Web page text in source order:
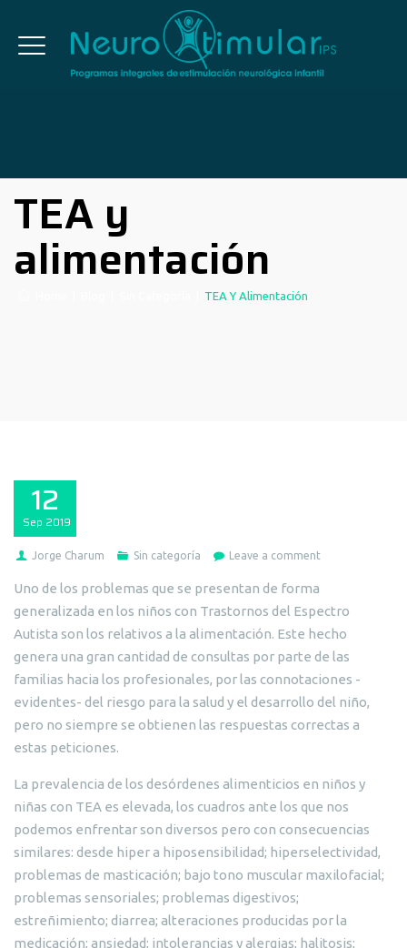
TEA y
alimentación
TEA Y Alimentación
12
Sep 2019
Jorge Charum Sin categoría Leave a comment
Uno de los problemas que se presentan de forma
generalizada en los niños con Trastornos del Espectro
Autista son los relativos a la alimentación. Este hecho
genera una gran cantidad de consultas por parte de las
familias hacia los profesionales, por las connotaciones -
evidentes- del riesgo para la salud y el desarrollo del niño,
pero no siempre se obtienen las respuestas correctas a
estas peticiones.
La prevalencia de los desórdenes alimenticios en niños y
niñas con TEA es elevada, los cuadros ante los que nos
podemos enfrentar son diversos pero con consecuencias
similares: desde hiper a hiposensibilidad; hiperselectividad,
problemas de masticación; bajo tono muscular maxilofacial;
problemas sensoriales; problemas digestivos;
estreñimiento; diarrea; alteraciones producidas por la
medicación; ansiedad; intolerancias y alergias; halitosis;